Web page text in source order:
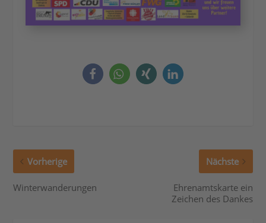
Vorherige
Winterwanderungen
Nächste
Ehrenamtskarte ein
Zeichen des Dankes